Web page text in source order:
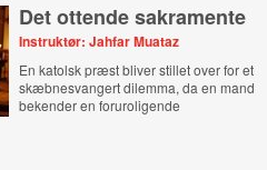
Det ottende sakramente
Instruktør: Jahfar Muataz
En katolsk præst bliver stillet over for et
skæbnesvangert dilemma, da en mand
bekender en foruroligende